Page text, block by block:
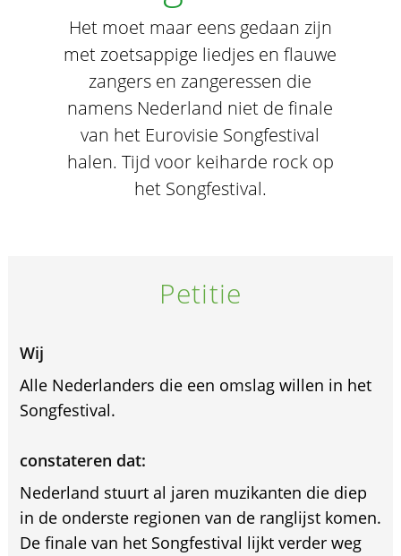
Het moet maar eens gedaan zijn
met zoetsappige liedjes en flauwe
zangers en zangeressen die
namens Nederland niet de finale
van het Eurovisie Songfestival
halen. Tijd voor keiharde rock op
het Songfestival.
Petitie
Wij
Alle Nederlanders die een omslag willen in het
Songfestival.
constateren dat:
Nederland stuurt al jaren muzikanten die diep
in de onderste regionen van de ranglijst komen.
De finale van het Songfestival lijkt verder weg